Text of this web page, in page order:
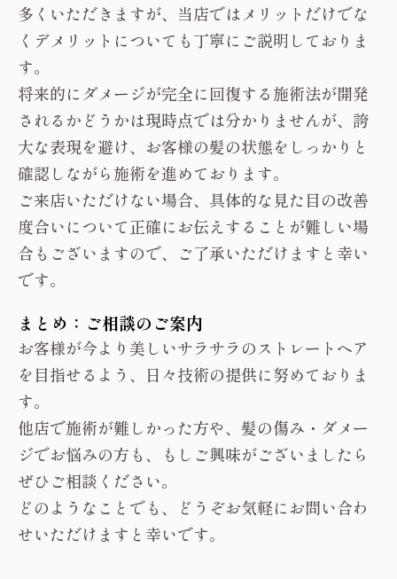
多くいただきますが、当店ではメリットだけでな
くデメリットについても丁寧にご説明しておりま
す。
将来的にダメージが完全に回復する施術法が開発
されるかどうかは現時点では分かりませんが、誇
大な表現を避け、お客様の髪の状態をしっかりと
確認しながら施術を進めております。
ご来店いただけない場合、具体的な見た目の改善
度合いについて正確にお伝えすることが難しい場
合もございますので、ご了承いただけますと幸い
です。
まとめ：ご相談のご案内
お客様が今より美しいサラサラのストレートヘア
を目指せるよう、日々技術の提供に努めておりま
す。
他店で施術が難しかった方や、髪の傷み・ダメー
ジでお悩みの方も、もしご興味がございましたら
ぜひご相談ください。
どのようなことでも、どうぞお気軽にお問い合わ
せいただけますと幸いです。